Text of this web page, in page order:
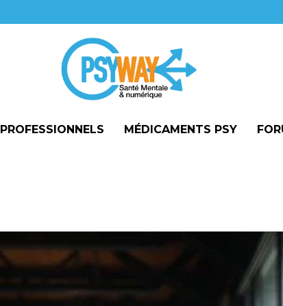
PROFESSIONNELS MÉDICAMENTS PSY